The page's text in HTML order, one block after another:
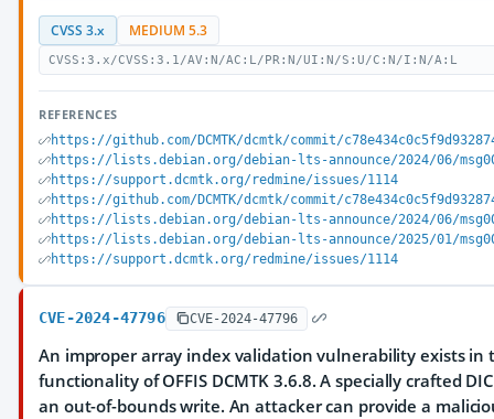
CVSS 3.x MEDIUM 5.3
CVSS:3.x/CVSS:3.1/AV:N/AC:L/PR:N/UI:N/S:U/C:N/I:N/A:L
REFERENCES
https://github.com/DCMTK/dcmtk/commit/
https://lists.debian.org/debian-lts-announce/2024/06/
https://support.dcmtk.org/redmine/issues/1114
https://github.com/DCMTK/dcmtk/commit/
https://lists.debian.org/debian-lts-announce/2024/06/
https://lists.debian.org/debian-lts-announce/2025/01/
https://support.dcmtk.org/redmine/issues/1114
CVE-2024-47796 CVE-2024-47796
An improper array index validation vulnerability exists in
functionality of OFFIS DCMTK 3.6.8. A specially crafted
an out-of-bounds write. An attacker can provide a